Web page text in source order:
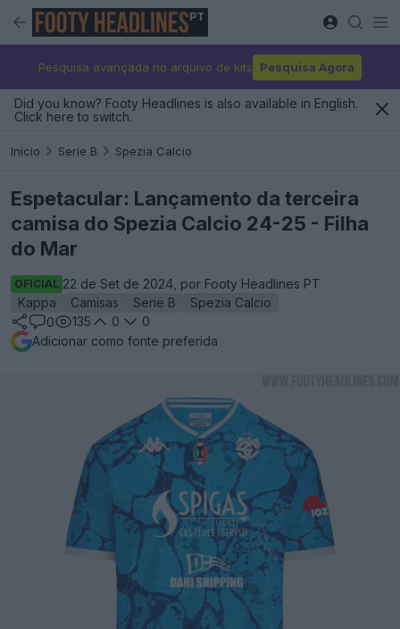
PT
Pesquisa avançada no arquivo de kits Pesquisa Agora
Did you know? Footy Headlines is also available in English.
Click here to switch.
Início Serie B Spezia Calcio
Espetacular: Lançamento da terceira
camisa do Spezia Calcio 24-25 - Filha
do Mar
OFICIAL 22 de Set de 2024, por Footy Headlines PT
Kappa
Camisas Serie B
Spezia Calcio
0
135 0
0
Adicionar como fonte preferida